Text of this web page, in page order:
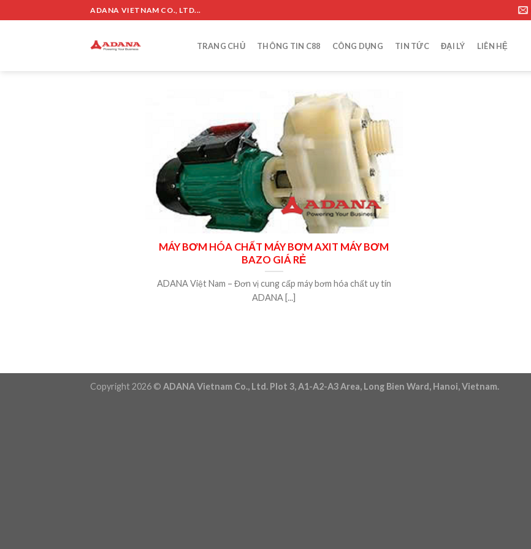
to
ADANA VIETNAM CO., LTD...
TRANG CHỦ THÔNG TIN C88 CÔNG DỤNG TIN TỨC ĐẠI LÝ LIÊN HỆ
MÁY BƠM HÓA CHẤT MÁY BƠM AXIT MÁY BƠM
BAZO GIÁ RẺ
ADANA Việt Nam – Đơn vị cung cấp máy bơm hóa chất uy tín
ADANA [...]
Copyright 2026 © ADANA Vietnam Co., Ltd. Plot 3, A1-A2-A3 Area, Long Bien Ward, Hanoi, Vietnam.